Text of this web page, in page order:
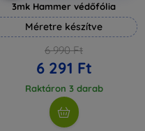
3mk Hammer védőfólia
Méretre készítve
6 990 Ft
6 291 Ft
Raktáron 3 darab